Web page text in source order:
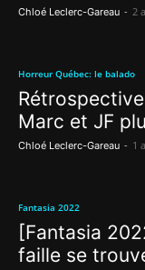
Chloé Leclerc-Gareau - 2
Horreur Québec: le balado
Marc et JF
Chloé Leclerc-Gareau - 1
Fantasia 2022
[Fantasia
faille se